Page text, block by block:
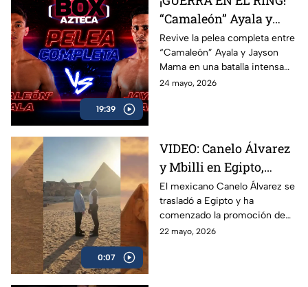
Box Azteca.
19:39
“Camaleón” Ayala y
Jayson Mama se
dieron con todo
Revive la pelea completa entre
“Camaleón” Ayala y Jayson
Mama en una batalla intensa
llena de golpes, emoción y
24 mayo, 2026
0:07
VIDEO: Canelo Álvarez
y Mbilli en Egipto,
tienen primer cara a
cara
El mexicano Canelo Álvarez se
trasladó a Egipto y ha
comenzado la promoción de
su combate ante el francés
22 mayo, 2026